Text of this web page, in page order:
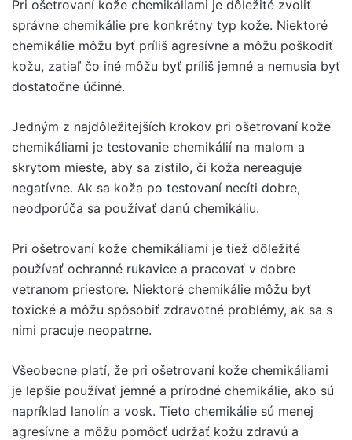
Pri ošetrovaní kože chemikáliami je dôležité zvoliť
správne chemikálie pre konkrétny typ kože. Niektoré
chemikálie môžu byť príliš agresívne a môžu poškodiť
kožu, zatiaľ čo iné môžu byť príliš jemné a nemusia byť
dostatočne účinné.
Jedným z najdôležitejších krokov pri ošetrovaní kože
chemikáliami je testovanie chemikálií na malom a
skrytom mieste, aby sa zistilo, či koža nereaguje
negatívne. Ak sa koža po testovaní necíti dobre,
neodporúča sa používať danú chemikáliu.
Pri ošetrovaní kože chemikáliami je tiež dôležité
používať ochranné rukavice a pracovať v dobre
vetranom priestore. Niektoré chemikálie môžu byť
toxické a môžu spôsobiť zdravotné problémy, ak sa s
nimi pracuje neopatrne.
Všeobecne platí, že pri ošetrovaní kože chemikáliami
je lepšie používať jemné a prírodné chemikálie, ako sú
napríklad lanolín a vosk. Tieto chemikálie sú menej
agresívne a môžu pomôcť udržať kožu zdravú a